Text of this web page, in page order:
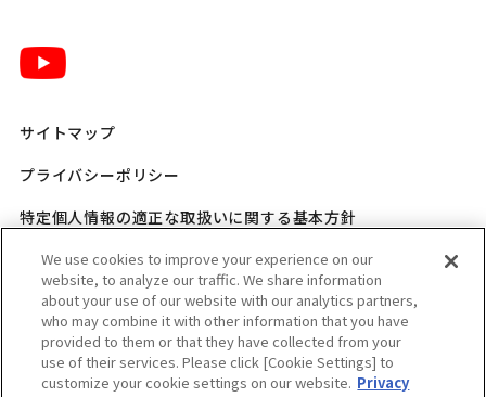
サイトマップ
プライバシーポリシー
特定個人情報の適正な取扱いに関する基本方針
三菱ガス化学 SNSポリシー
ご利用規程
ウェブアクセシビリティ方針
適格請求書発行事業者登録番号のお知らせ
We use cookies to improve your experience on our
website, to analyze our traffic. We share information
about your use of our website with our analytics partners,
who may combine it with other information that you have
provided to them or that they have collected from your
use of their services. Please click [Cookie Settings] to
customize your cookie settings on our website. Privacy